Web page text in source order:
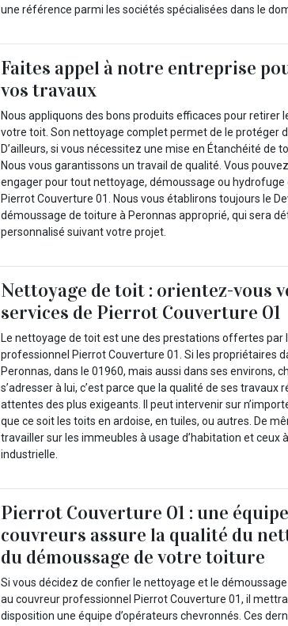
une référence parmi les sociétés spécialisées dans le
Faites appel à notre entreprise
vos travaux
Nous appliquons des bons produits efficaces pour retirer
votre toit. Son nettoyage complet permet de le protéger
D’ailleurs, si vous nécessitez une mise en Étanchéité de
Nous vous garantissons un travail de qualité. Vous
engager pour tout nettoyage, démoussage ou hydrofuge
Pierrot Couverture 01. Nous vous établirons toujours le
démoussage de toiture à Peronnas approprié, qui sera
personnalisé suivant votre projet.
Nettoyage de toit : orientez-vous
services de Pierrot Couverture 01
Le nettoyage de toit est une des prestations offertes par
professionnel Pierrot Couverture 01. Si les propriétaires
Peronnas, dans le 01960, mais aussi dans ses environs,
s’adresser à lui, c’est parce que la qualité de ses travaux
attentes des plus exigeants. Il peut intervenir sur
que ce soit les toits en ardoise, en tuiles, ou autres. De
travailler sur les immeubles à usage d’habitation et ceux
industrielle.
Pierrot Couverture 01 : une
couvreurs assure la qualité du
du démoussage de votre toiture
Si vous décidez de confier le nettoyage et le
au couvreur professionnel Pierrot Couverture 01, il
disposition une équipe d’opérateurs chevronnés. Ces